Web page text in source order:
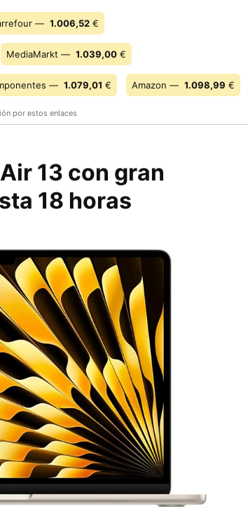
— 1.006,52 €
MediaMarkt — 1.039,00 €
— 1.079,01 € Amazon — 1.098,99 €
por estos enlaces
13 con gran
18 horas